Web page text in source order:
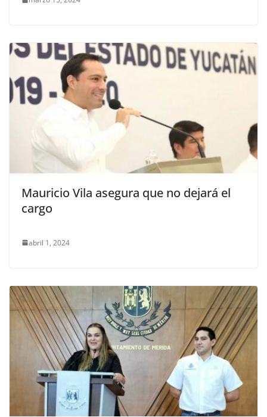
Mauricio Vila asegura que no dejará el
cargo
abril 1, 2024